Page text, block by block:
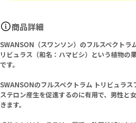
商品詳細
SWANSON（スワンソン）のフルスペクトラ
リビュラス（和名：ハマビシ）という植物の
です。
SWANSONのフルスペクトラム トリビュラ
ステロン産生を促進するのに有用で、男性と
きます。